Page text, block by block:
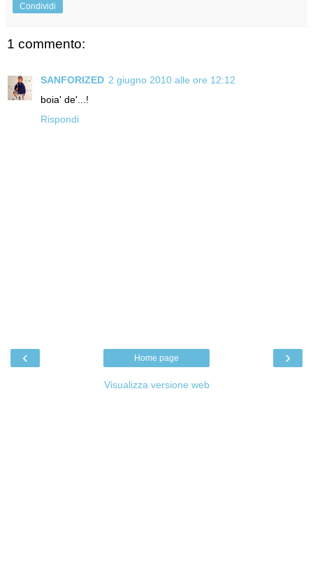
Condividi
1 commento:
SANFORIZED 2 giugno 2010 alle ore 12:12
boia' de'...!
Rispondi
‹ ›
Home page
Visualizza versione web